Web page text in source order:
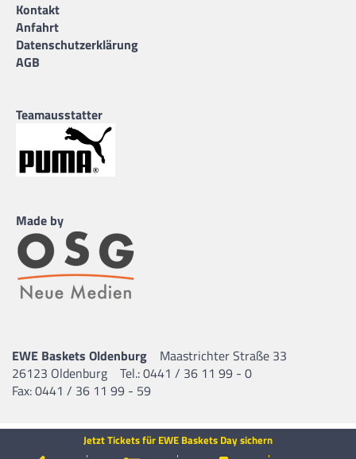
Jetzt Tickets für EWE Baskets Day sichern
Kontakt
Anfahrt
Datenschutzerklärung
AGB
Teamausstatter
Made by
EWE Baskets Oldenburg
Maastrichter Straße 33
26123 Oldenburg
Tel.: 0441 / 36 11 99 - 0
Fax: 0441 / 36 11 99 - 59